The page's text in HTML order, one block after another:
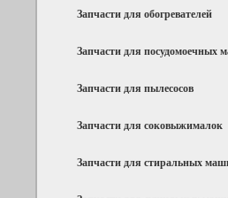
Запчасти для обогревателей
Запчасти для посудомоечных
Запчасти для пылесосов
Запчасти для соковыжималок
Запчасти для стиральных